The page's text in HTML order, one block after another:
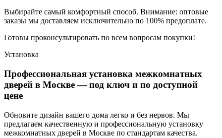
Выбирайте самый комфортный способ. Внимание: оптовые
заказы мы доставляем исключительно по 100% предоплате.
Готовы проконсультировать по всем вопросам покупки!
Установка
Профессиональная установка межкомнатных
дверей в Москве — под ключ и по доступной
цене
Обновите дизайн вашего дома легко и без нервов. Мы
предлагаем качественную и профессиональную установку
межкомнатных дверей в Москве по стандартам качества.